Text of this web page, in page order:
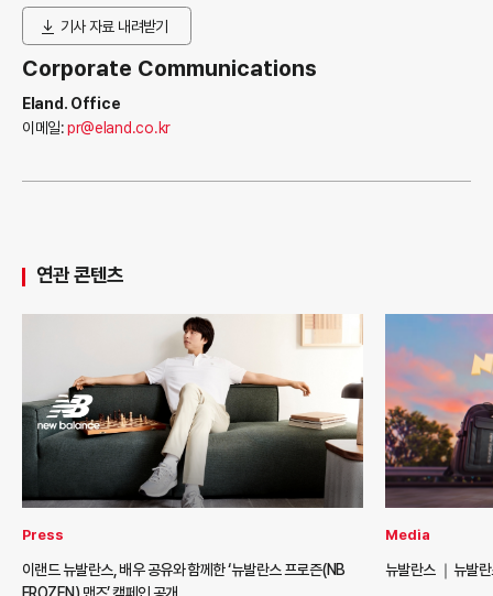
기사 자료 내려받기
Corporate Communications
Eland. Office
이메일:pr@eland.co.kr
연관 콘텐츠
Press
이랜드 뉴발란스, 배우 공유와 함께한 ‘뉴발란스 프로즌(NB
FROZEN) 맨즈’ 캠페인 공개
Media
뉴발란스 ｜뉴발